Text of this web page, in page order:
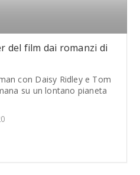
del film dai romanzi di
con Daisy Ridley e Tom
su un lontano pianeta